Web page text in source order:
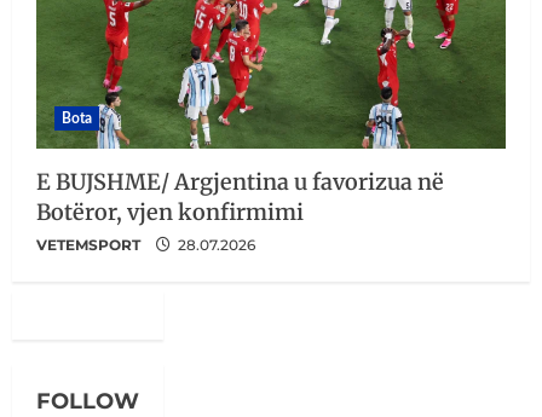
Bota
E BUJSHME/ Argjentina u favorizua në
Botëror, vjen konfirmimi
VETEMSPORT 28.07.2026
FOLLOW